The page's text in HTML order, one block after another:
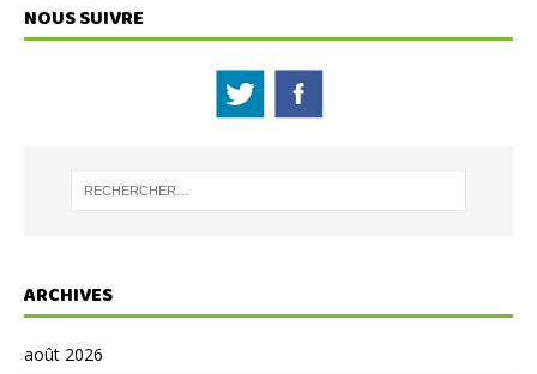
NOUS SUIVRE
ARCHIVES
août 2026